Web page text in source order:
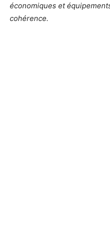
économiques et
cohérence.